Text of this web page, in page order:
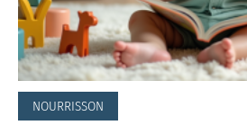
NOURRISSON